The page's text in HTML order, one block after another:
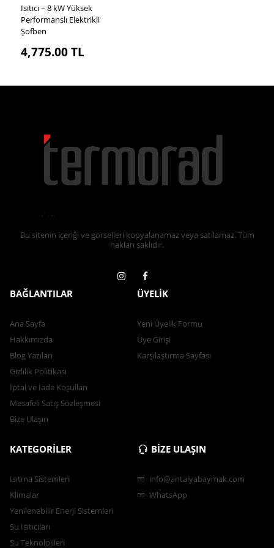
Isıtıcı – 8 kW Yüksek
Performanslı Elektrikli
Şofben
4,775.00TL
Bu sitenin içeriği ve görselleri kopyalanamaz veya satılamaz. Tüm
hakları saklıdır.
BAĞLANTILAR
Ana Sayfa
Hakkımızda
Blog Yazıları
Gizlilik Politikası
İptal ve İade Koşulları
Mesafeli Satış Sözleşmesi
Bize Ulaşın
ÜYELİK
Yeni Üyelik Formu
Üye Girişi
Karşılaştırma Sayfası
KATEGORİLER
Isıtma Sistemleri
Klimalar
Yenilenebilir Enerji Sistemleri
Su Isıtıcıları
Su Teknolojileri
BİZE ULAŞIN
info@antalyabaymak.com
WhatsApp